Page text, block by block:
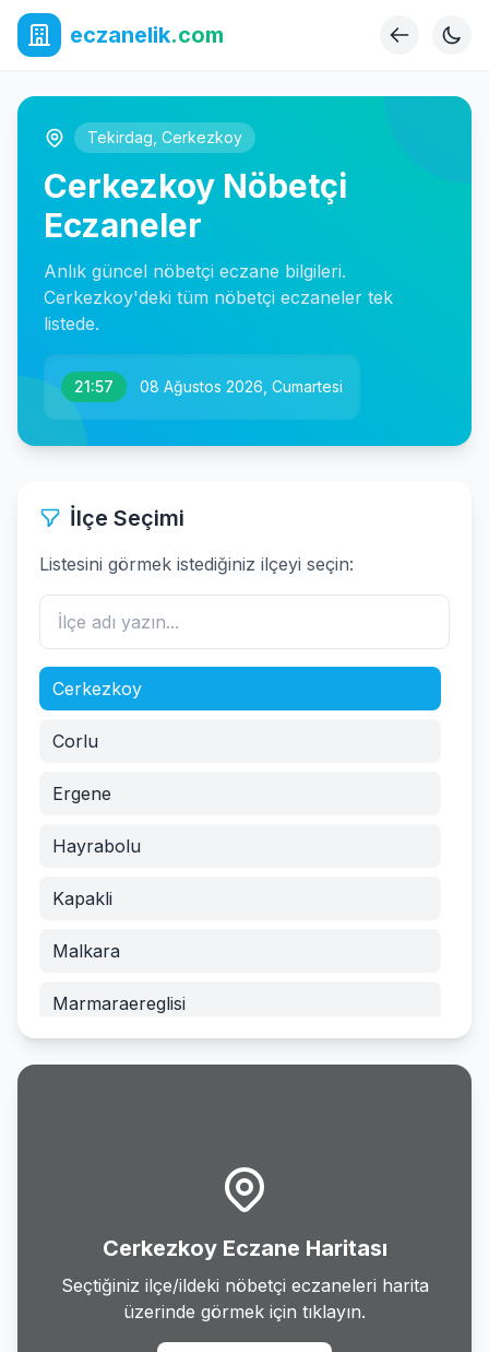
eczanelik.com
Tekirdag Cerkezkoy
Cerkezkoy Nöbetçi
Eczaneler
Anlık güncel nöbetçi eczane bilgileri.
Cerkezkoy'deki tüm nöbetçi eczaneler tek
listede.
21:57 08 Ağustos 2026, Cumartesi
İlçe Seçimi
Listesini görmek istediğiniz ilçeyi seçin:
Cerkezkoy
Corlu
Ergene
Hayrabolu
Kapakli
Malkara
Marmaraereglisi
Cerkezkoy Eczane Haritası
Seçtiğiniz ilçe/ildeki nöbetçi eczaneleri harita
üzerinde görmek için tıklayın.